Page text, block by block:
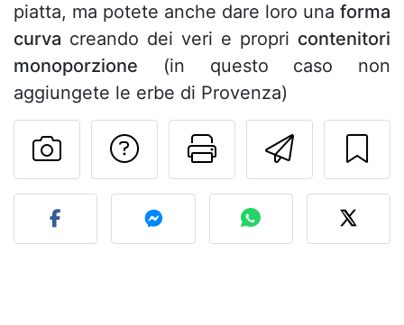
piatta, ma potete anche dare loro una forma
curva creando dei veri e propri contenitori
monoporzione (in questo caso non
aggiungete le erbe di Provenza)
Invia
Stampa la
Contatta l'autore
Pubblica la foto di